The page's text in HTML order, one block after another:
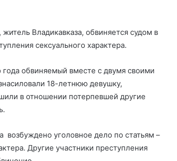
Владикавказа, обвиняется судом в
сексуального характера.
обвиняемый вместе с двумя своими
18-летнюю девушку,
в отношении потерпевшей другие
возбуждено уголовное дело по статьям –
Другие участники преступления